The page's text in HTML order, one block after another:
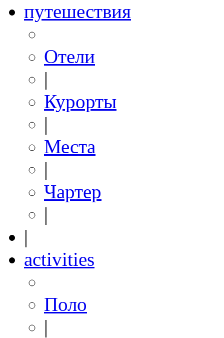
путешествия
Отели
|
Курорты
|
Места
|
Чартер
|
|
activities
Поло
|